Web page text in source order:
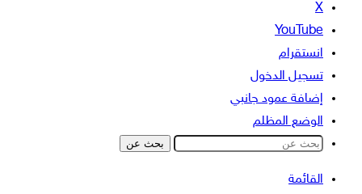
‫X
‫YouTube
انستقرام
تسجيل الدخول
إضافة عمود جانبي
الوضع المظلم
بحث عن
القائمة